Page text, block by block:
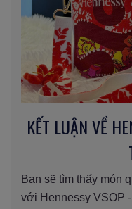
KẾT LUẬN VỀ
Bạn sẽ tìm thấy món
với Hennessy VSOP